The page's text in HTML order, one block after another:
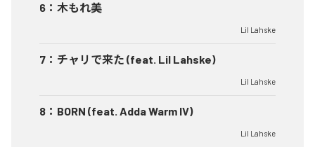
6 ： 木もれ美
Lil Lahske
7 ： チャリで来た (feat. Lil Lahske)
Lil Lahske
8 ： BORN (feat. Adda Warm IV)
Lil Lahske